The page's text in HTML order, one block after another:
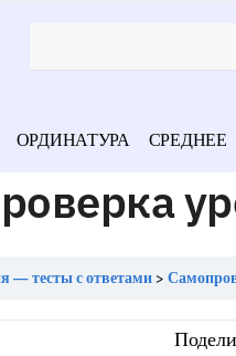
ОРДИНАТУРА СРЕДНЕЕ
— тесты с ответами